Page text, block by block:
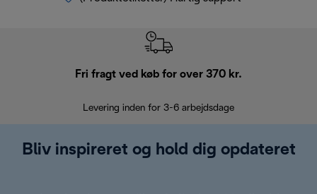
Fri fragt ved køb for over 370 kr.
Levering inden for 3-6 arbejdsdage
Bliv inspireret og hold dig opdateret